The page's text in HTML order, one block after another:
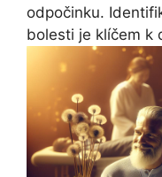
odpočinku.
bolesti je klíčem k